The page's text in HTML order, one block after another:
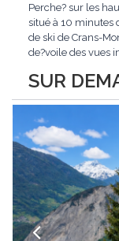
SUR
Perche? sur les
situé à 10 minutes
de ski de Crans-
de?voile des vues
est pense? pour
ficie d'une large